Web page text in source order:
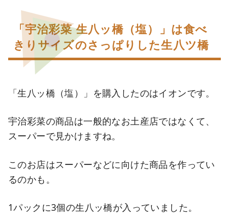
「宇治彩菜 生八ッ橋（塩）」は食べ
きりサイズのさっぱりした生八ツ橋
「生八ッ橋（塩）」を購入したのはイオンです。
宇治彩菜の商品は一般的なお土産店ではなくて、
スーパーで見かけますね。
このお店はスーパーなどに向けた商品を作ってい
るのかも。
1パックに3個の生八ッ橋が入っていました。